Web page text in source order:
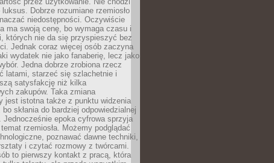
luksus. Dobrze rozumiane rzemiosło
niedostępności. Oczywiście
ma swoją cenę, bo wymaga czasu i
których nie da się przyspieszyć bez
Jednak coraz więcej osób zaczyna
wydatek nie jako fanaberię, lecz jako
Jedna dobrze zrobiona rzecz
latami, starzeć się szlachetnie i
satysfakcję niż kilka
zakupów. Taka zmiana
jest istotna także z punktu widzenia
skłania do bardziej odpowiedzialnej
Jednocześnie epoka cyfrowa sprzyja
rzemiosła. Możemy podglądać
poznawać dawne techniki,
i czytać rozmowy z twórcami.
to pierwszy kontakt z pracą, która